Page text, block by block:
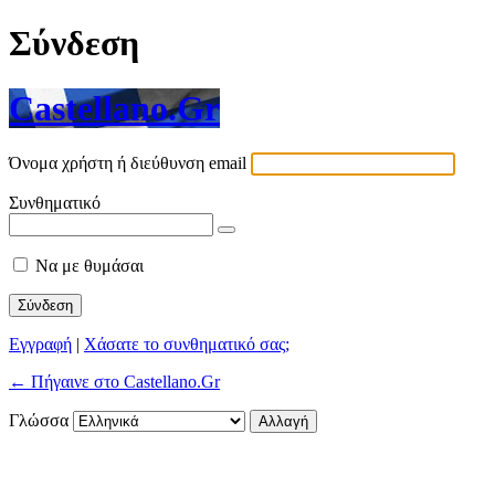
Σύνδεση
Castellano.Gr
Όνομα χρήστη ή διεύθυνση email
Συνθηματικό
Να με θυμάσαι
Εγγραφή | Χάσατε το συνθηματικό σας;
← Πήγαινε στο Castellano.Gr
Γλώσσα